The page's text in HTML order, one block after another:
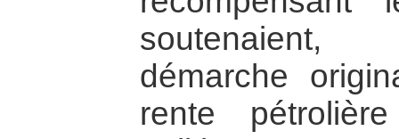
démarche
rente